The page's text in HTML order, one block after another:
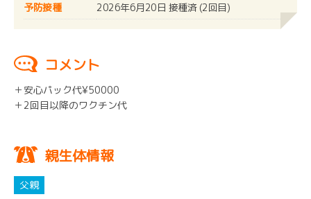
予防接種
2026年6月20日 接種済 (2回目)
コメント
＋安心パック代¥50000
＋2回目以降のワクチン代
親生体情報